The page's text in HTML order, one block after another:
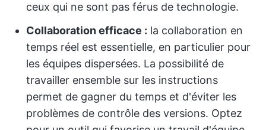
ceux qui ne sont pas férus de technologie.
Collaboration efficace : la collaboration en
temps réel est essentielle, en particulier pour
les équipes dispersées. La possibilité de
travailler ensemble sur les instructions
permet de gagner du temps et d'éviter les
problèmes de contrôle des versions. Optez